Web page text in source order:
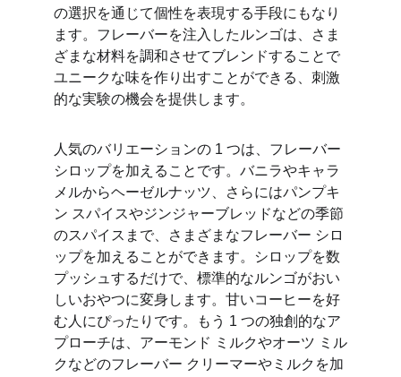
の選択を通じて個性を表現する手段にもなり
ます。フレーバーを注入したルンゴは、さま
ざまな材料を調和させてブレンドすることで
ユニークな味を作り出すことができる、刺激
的な実験の機会を提供します。
人気のバリエーションの 1 つは、フレーバー
シロップを加えることです。バニラやキャラ
メルからヘーゼルナッツ、さらにはパンプキ
ン スパイスやジンジャーブレッドなどの季節
のスパイスまで、さまざまなフレーバー シロ
ップを加えることができます。シロップを数
プッシュするだけで、標準的なルンゴがおい
しいおやつに変身します。甘いコーヒーを好
む人にぴったりです。もう 1 つの独創的なア
プローチは、アーモンド ミルクやオーツ ミル
クなどのフレーバー クリーマーやミルクを加